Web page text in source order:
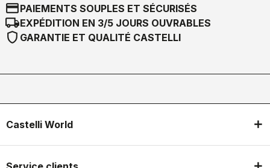
credit_cardPAIEMENTS SOUPLES ET SÉCURISÉS
local_shippingEXPÉDITION EN 3/5 JOURS OUVRABLES
shield GARANTIE ET QUALITÉ CASTELLI
Castelli World